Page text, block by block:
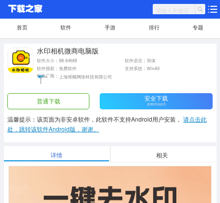
首页 软件 手游 排行 专题
水印相机微商电脑版
软件大小：98.64MB
软件语言：简体
软件授权：免费软件
支持系统：WinAll
软件厂商：
上海维概网络科技有限公司
普通下载 安全下载
需360手机助手
温馨提示：该页面为非安卓软件，此软件不支持Android用户安装， 请点击此
处，跳转该软件Android版，谢谢。
详情 相关